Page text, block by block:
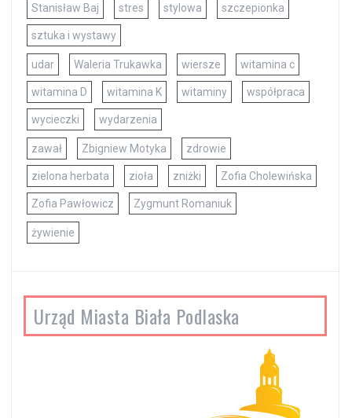
Stanisław Baj stres stylowa szczepionka
sztuka i wystawy
udar Waleria Trukawka wiersze witamina c
witamina D witamina K witaminy współpraca
wycieczki wydarzenia
zawał Zbigniew Motyka zdrowie
zielona herbata zioła zniżki Zofia Cholewińska
Zofia Pawłowicz Zygmunt Romaniuk
żywienie
Urząd Miasta Biała Podlaska